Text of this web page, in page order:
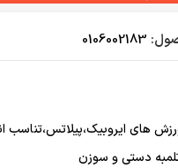
0106002183
های ایروبیک،پیلاتس،تناسب
تلمبه دستی و سوزن